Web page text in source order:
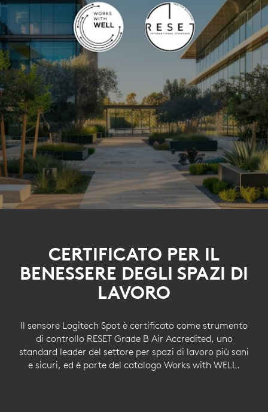
CERTIFICATO PER IL
BENESSERE DEGLI SPAZI DI
LAVORO
Il sensore Logitech Spot è certificato come strumento
di controllo RESET Grade B Air Accredited, uno
standard leader del settore per spazi di lavoro più sani
e sicuri, ed è parte del catalogo Works with WELL.